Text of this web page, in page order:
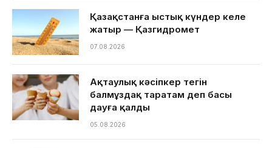
Қазақстанға ыстық күндер келе
жатыр — Қазгидромет
07.08.2026
Ақтаулық кәсіпкер тегін
балмұздақ таратам деп басы
дауға қалды
05.08.2026